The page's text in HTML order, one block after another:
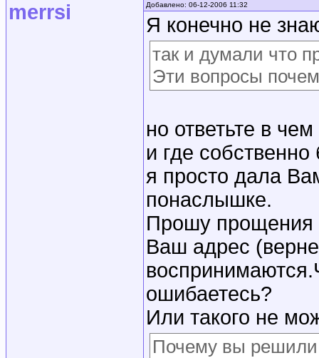
merrsi Добавлено: 06-12-2006 11:32
Я конечно не
так и думали что
Эти вопросы
но ответьте в
и где собственно
я просто дала
понаслышке.
Прошу прощения
Ваш адрес
ошибаетесь?
Или такого не
Почему вы